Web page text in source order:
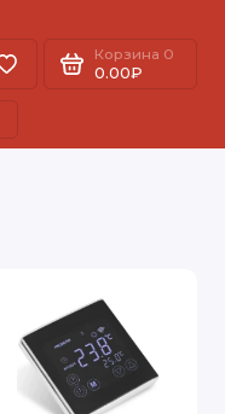
Корзина 0
0.00₽